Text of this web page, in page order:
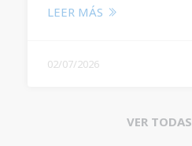
m²
LEER MÁS
02/07/2026
VER TODAS